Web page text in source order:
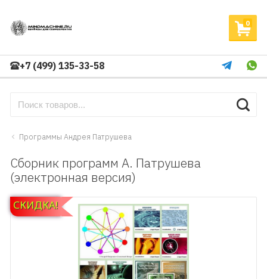
0
+7 (499) 135-33-58
Программы Андрея Патрушева
Сборник программ А. Патрушева
(электронная версия)
СКИДКА!